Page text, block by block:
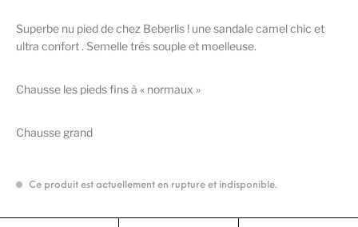
Garçons
Superbe nu pied de chez Beberlis ! une sandale camel chic et
ultra confort . Semelle trés souple et moelleuse.
Chausse les pieds fins à « normaux »
Chausse grand
Ce produit est actuellement en rupture et indisponible.